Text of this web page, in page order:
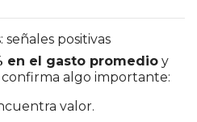
señales positivas
en el gasto promedio y
confirma algo importante:
valor.